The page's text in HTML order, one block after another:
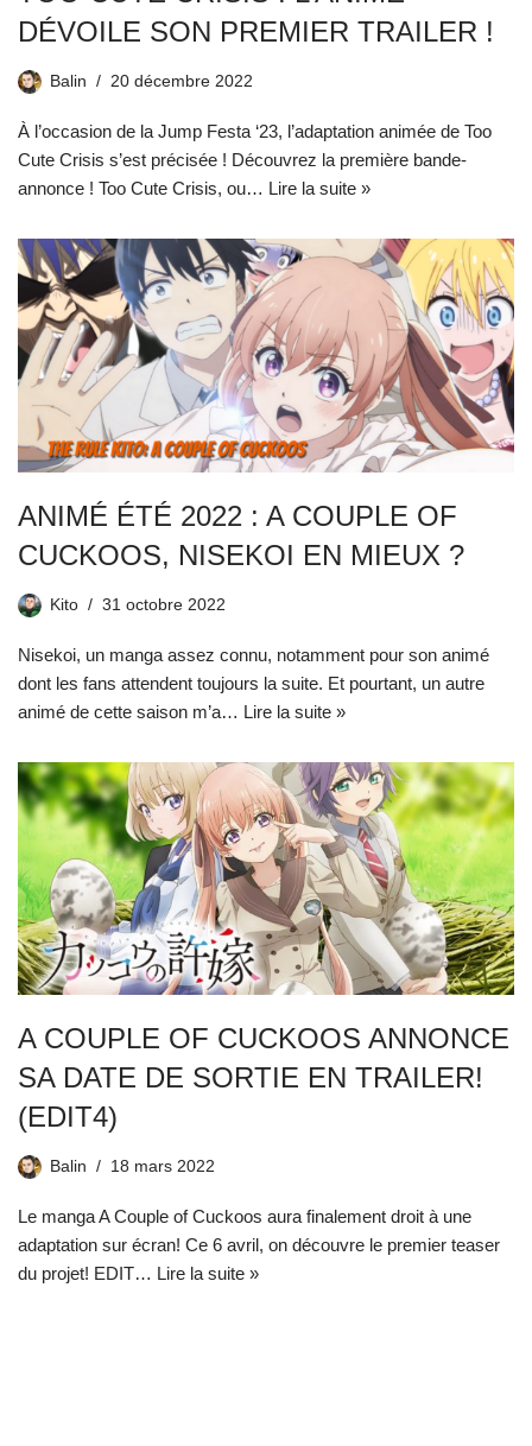
DÉVOILE SON PREMIER TRAILER !
Balin 20 décembre 2022
À l’occasion de la Jump Festa ‘23, l’adaptation animée de Too
Cute Crisis s’est précisée ! Découvrez la première bande-
annonce ! Too Cute Crisis, ou… Lire la suite »
ANIMÉ ÉTÉ 2022 : A COUPLE OF
CUCKOOS, NISEKOI EN MIEUX ?
Kito 31 octobre 2022
Nisekoi, un manga assez connu, notamment pour son animé
dont les fans attendent toujours la suite. Et pourtant, un autre
animé de cette saison m’a… Lire la suite »
A COUPLE OF CUCKOOS ANNONCE
SA DATE DE SORTIE EN TRAILER!
(EDIT4)
Balin 18 mars 2022
Le manga A Couple of Cuckoos aura finalement droit à une
adaptation sur écran! Ce 6 avril, on découvre le premier teaser
du projet! EDIT… Lire la suite »